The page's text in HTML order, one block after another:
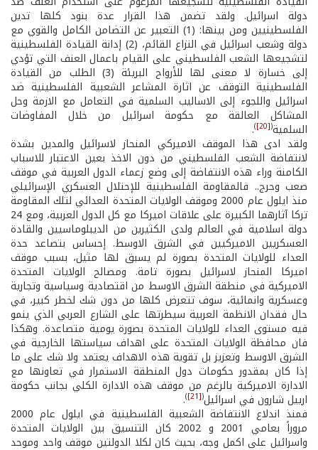
دولة اسرائيل. ولقد تضمن هذا القرار عدة بنود كلها تدين
الفلسطينيين ومن بينها: (1) التعبير عن التضامن الكامل والقوي مع
دولة وشعب اسرائيل في النزاع القائم، (2) إدانة القيادة الفلسطينية
لتشجيعها الشعب الفلسطيني على القيام باعمال العنف التي تؤدي
إلى خسارة لا معنى لها للأرواح البريئة (3) الطلب من القيادة
الفلسطينية التوقف عن اثارة المشاعر الشعبية الفلسطينية ضد
اسرائيل واللجوء إلى الاساليب السلمية في التعامل مع الازمة وحل
المشاكل العالقة مع حكومة اسرائيل من خلال المفاوضات
السلمية(
[20]
)
.
ولقد ادى هذا الموقف الاميركي المنحاز لاسرائيل والمدين بشدة
لانتفاضة الشعب الفلسطيني من دون الاخذ بعين الاعتبار للاسباب
الكامنة وراء هذه الانتفاضة إلى وضع زعماء الدول العربية في موقف
صعب وحرج.. فالمقاومة الفلسطينية للإحتلال العسكري الإسرائيلي
منذ ايلول عام 2000 وموقف الولايات المتحدة العدائي لتلك المقاومة
تركا آثارهما الكبيرة على علاقات اميركا مع كل الدول العربية، ومع 24
دولة اسلامية في العالم ولدى الكثيرين من الديبلوماسيين والقادة
العسكريين الاميركيين في الشرق الاوسط. إحساس بتصاعد حدة
العداء للولايات المتحدة بصورة لم يسبق لها مثيل، بسبب موقف
اميركا المنحاز لاسرائيل بصورة تامة. ومصالح الولايات المتحدة
الاميركية في منطقة الشرق الاوسط من اقتصادية وسياسية وتجارية
وعسكرية وانمائية، سوف تتعرض كلها من دون شك لخطر كبير، في
حال فقدان الانظمة العربية سيطرتها على الشارع العربي الذي ينمو
فيه مستوى العداء للولايات المتحدة بصورة يومية متصاعدة. وهكذا
فان محافظة الولايات المتحدة على اهداف سياستها الخارجية في
الشرق الاوسط وتعزيز بل تقوية هذه الاهداف يعتمد ولا شك على ما
إذا كان بمقدور حكومات دول المنطقة الاستمرار في تعاونها مع
الادارة الاميركية بالرغم من موقف هذه الادارة الكلي بجانب حكومة
ارييل شارون في اسرائيل(
[21]
)
.
فمنذ اندلاع الانتفاضة الشعبية الفلسطينية في ايلول عام 2000
مروراً بعامي 2001 و 2002 كان التنسيق بين الولايات المتحدة
واسرائيل على اكمل وجه، بحيث كان لكلا الدولتين موقف واحد وموحد